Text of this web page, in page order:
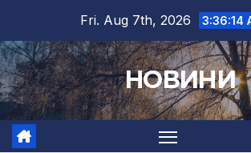
content
Fri. Aug 7th, 2026 3:36:15
НОВИНИ